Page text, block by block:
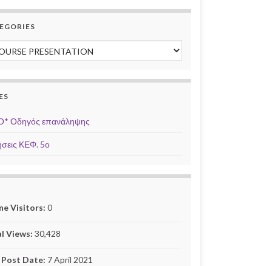
Οδηγός επανάληψης
ΚΕΦ. 5ο
Visitors: 0
Views: 30,428
Post Date: 7 April 2021